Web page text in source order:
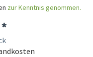
zur Kenntnis genommen.